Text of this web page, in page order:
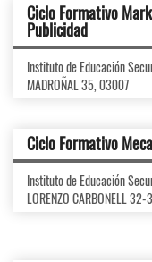
Ciclo Formativo
Publicidad
Instituto de Educación
MADROÑAL 35, 03007
Ciclo Formativo
Instituto de Educación
LORENZO CARBONELL